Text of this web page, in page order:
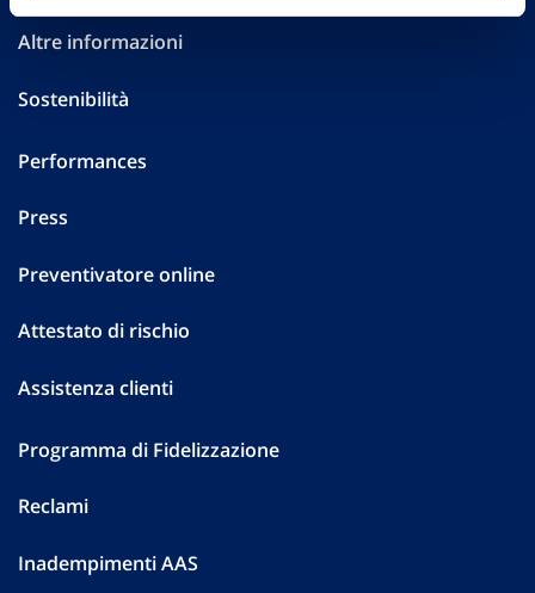
Altre informazioni
Sostenibilità
Performances
Press
Preventivatore online
Attestato di rischio
Assistenza clienti
Programma di Fidelizzazione
Reclami
Inadempimenti AAS